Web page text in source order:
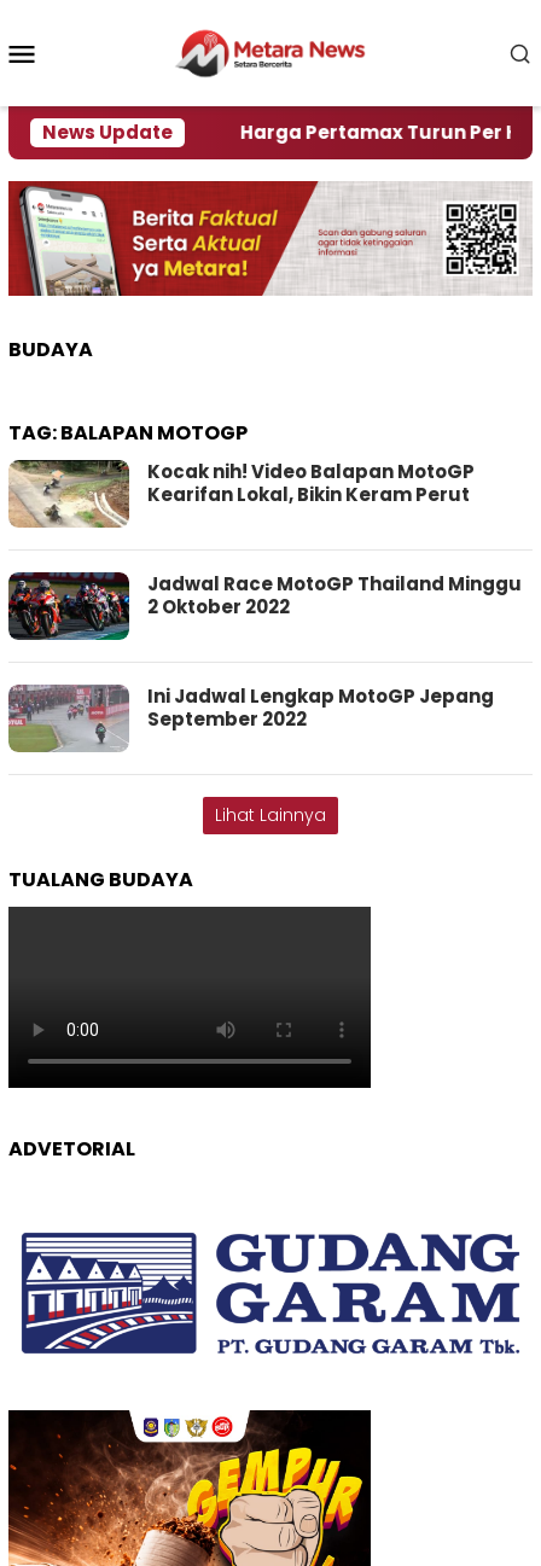
konten
News Update
Krisi Air Harga Pertamax Turun Per Hari Ini,
BUDAYA
TAG:BALAPAN MOTOGP
Kocak nih! Video Balapan MotoGP
Kearifan Lokal, Bikin Keram Perut
Jadwal Race MotoGP Thailand Minggu
2 Oktober 2022
Ini Jadwal Lengkap MotoGP Jepang
September 2022
Lihat Lainnya
TUALANG BUDAYA
ADVETORIAL